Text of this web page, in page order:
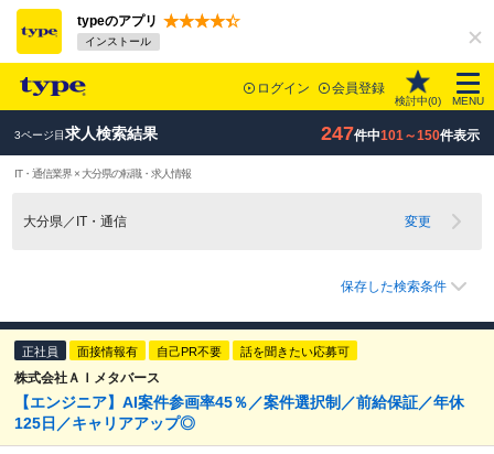
typeのアプリ
インストール
ログイン 会員登録
検討中(0) MENU
3ページ目求人検索結果 247件中101～150件表示
IT・通信業界 × 大分県の転職・求人情報
大分県／IT・通信 変更
保存した検索条件
正社員 面接情報有 自己PR不要 話を聞きたい応募可
株式会社ＡＩメタバース
【エンジニア】AI案件参画率45％／案件選択制／前給保証／年休
125日／キャリアアップ◎